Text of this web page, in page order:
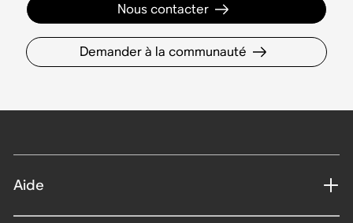
Nous contacter
Demander à la communauté
Aide